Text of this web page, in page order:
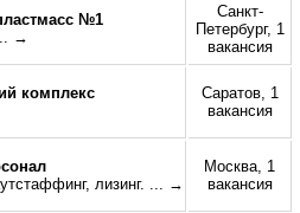
№1
... →
Санкт-
Петербург, 1
вакансия
комплекс
Саратов, 1
вакансия
лизинг.
... →
Москва, 1
вакансия